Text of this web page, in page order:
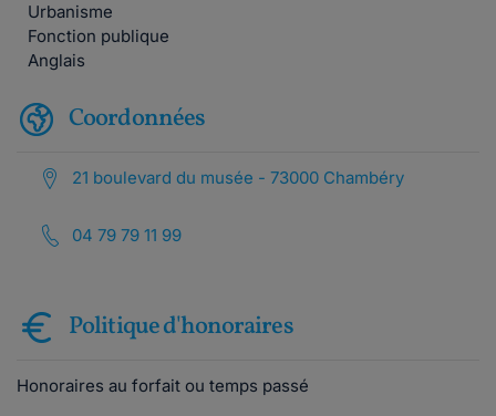
Urbanisme
Fonction publique
Anglais
Coordonnées
21 boulevard du musée - 73000 Chambéry
04 79 79 11 99
Politique d'honoraires
Honoraires au forfait ou temps passé